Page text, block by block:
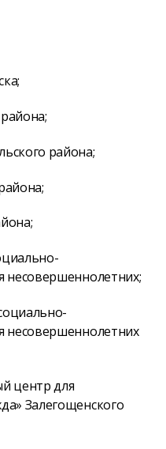
района;
несовершеннолетних;
несовершеннолетних
центр для
Залегощенского